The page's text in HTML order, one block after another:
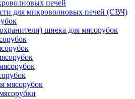
печей
для микроволновых печей (СВЧ)
шнека для мясорубок
мясорубок